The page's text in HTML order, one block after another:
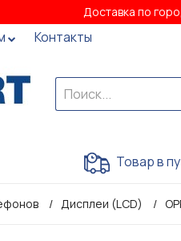
Доставка по
Контакты
Товар в
Дисплеи (LCD)